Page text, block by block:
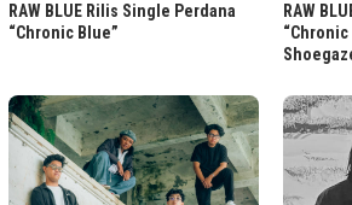
RAW BLUE Rilis Single Perdana
“Chronic Blue”
RAW